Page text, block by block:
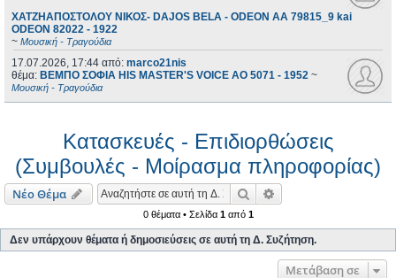
ΧΑΤΖΗΑΠΟΣΤΟΛΟΥ ΝΙΚΟΣ- DAJOS BELA - ODEON AA 79815_9 kai
ODEON 82022 - 1922
~ Μουσική - Τραγούδια
17.07.2026, 17:44 από: marco21nis
θέμα: ΒΕΜΠΟ ΣΟΦΙΑ HIS MASTER'S VOICE AO 5071 - 1952 ~
Μουσική - Τραγούδια
Κατασκευές - Επιδιορθώσεις
(Συμβουλές - Μοίρασμα πληροφορίας)
Νέο Θέμα Αναζήτηση
0 θέματα • Σελίδα 1από 1
Δεν υπάρχουν θέματα ή δημοσιεύσεις σε αυτή τη Δ. Συζήτηση.
Μετάβαση σε